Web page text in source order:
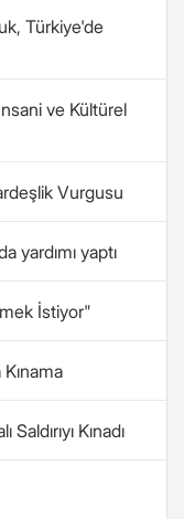
Türkiye'de
ve Kültürel
Vurgusu
yardımı yaptı
İstiyor"
Kınadı